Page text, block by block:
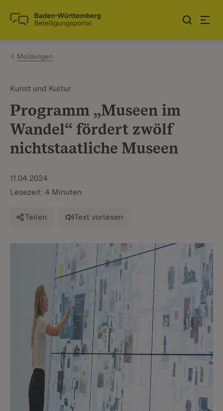
Zum Inhalt springen
Link zur Startseite
Meldungen
Kunst und Kultur
Programm „Museen im
Wandel“ fördert zwölf
nichtstaatliche Museen
11.04.2024
Lesezeit: 4 Minuten
Teilen Text vorlesen